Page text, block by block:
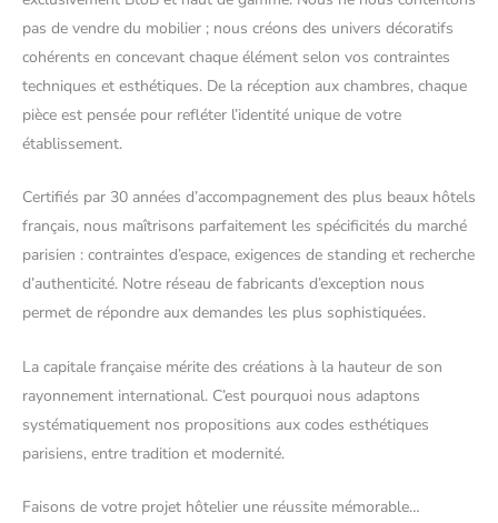
pas de vendre du mobilier ; nous créons des univers décoratifs
cohérents en concevant chaque élément selon vos contraintes
techniques et esthétiques. De la réception aux chambres, chaque
pièce est pensée pour refléter l’identité unique de votre
établissement.
Certifiés par 30 années d’accompagnement des plus beaux hôtels
français, nous maîtrisons parfaitement les spécificités du marché
parisien : contraintes d’espace, exigences de standing et recherche
d’authenticité. Notre réseau de fabricants d’exception nous
permet de répondre aux demandes les plus sophistiquées.
La capitale française mérite des créations à la hauteur de son
rayonnement international. C’est pourquoi nous adaptons
systématiquement nos propositions aux codes esthétiques
parisiens, entre tradition et modernité.
Faisons de votre projet hôtelier une réussite mémorable…